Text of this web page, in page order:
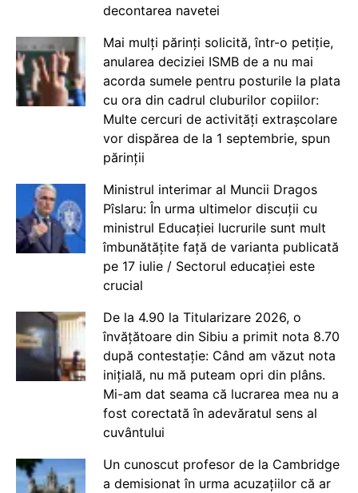
decontarea navetei
Mai mulți părinți solicită, într-o petiție,
anularea deciziei ISMB de a nu mai
acorda sumele pentru posturile la plata
cu ora din cadrul cluburilor copiilor:
Multe cercuri de activități extrașcolare
vor dispărea de la 1 septembrie, spun
părinții
Ministrul interimar al Muncii Dragos
Pîslaru: În urma ultimelor discuții cu
ministrul Educației lucrurile sunt mult
îmbunătățite față de varianta publicată
pe 17 iulie / Sectorul educației este
crucial
De la 4.90 la Titularizare 2026, o
învățătoare din Sibiu a primit nota 8.70
după contestație: Când am văzut nota
inițială, nu mă puteam opri din plâns.
Mi-am dat seama că lucrarea mea nu a
fost corectată în adevăratul sens al
cuvântului
Un cunoscut profesor de la Cambridge
a demisionat în urma acuzațiilor că ar